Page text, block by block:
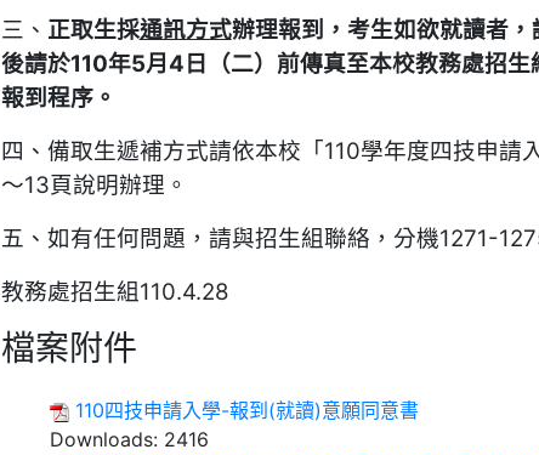
三、 正取生採通訊方式辦理報到，考生如欲就讀者
後請於110年5月 4 日（二）前傳真至本校教務處招生
報到程序。
四、備取生遞補方式請依本校「110學年度四技申請
～13頁說明辦理。
五、如有任何問題，請與招生組聯絡，分機1271-
教務處招生組110.4.28
檔案附件
110四技申請入學-報到(就讀)意願同意書
Downloads:2416